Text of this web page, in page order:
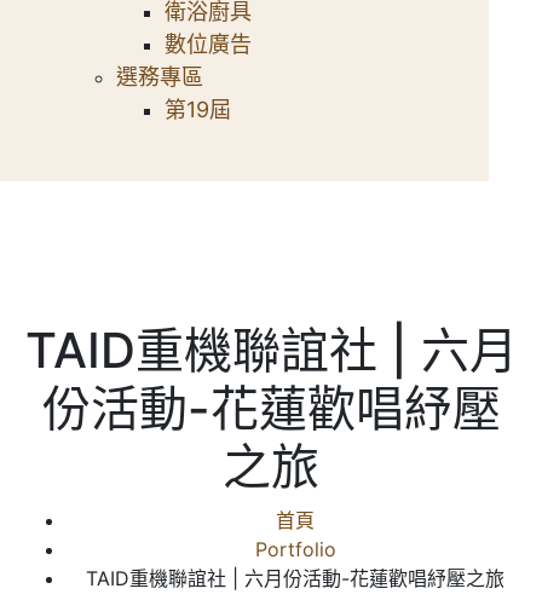
衛浴廚具
數位廣告
選務專區
第19屆
TAID重機聯誼社 | 六月
份活動-花蓮歡唱紓壓
之旅
首頁
Portfolio
TAID重機聯誼社 | 六月份活動-花蓮歡唱紓壓之旅